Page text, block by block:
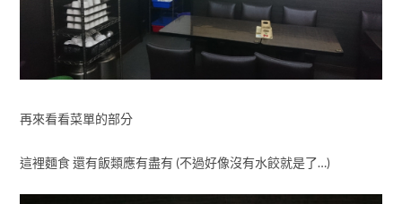
再來看看菜單的部分
這裡麵食 還有飯類應有盡有 (不過好像沒有水餃就是了…)